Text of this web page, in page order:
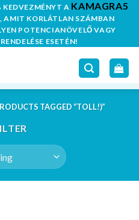
KEDVEZMÉNYT A KAMAGRA5
AMIT KORLÁTLAN SZÁMBAN
POTENCIANÖVELŐ VAGY
ESETÉN!
TAGGED “TOLL!)”